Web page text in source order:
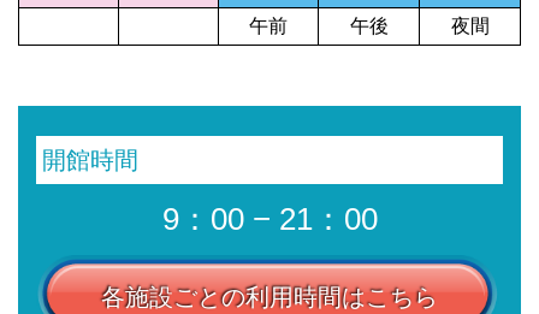
午前
午後 夜間
開館時間
9：00 − 21：00
各施設ごとの利用時間はこちら